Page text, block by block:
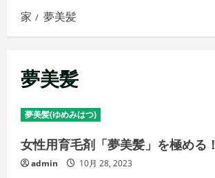
イ
マ
ニ
ー
家 夢美髪
夢美髪
夢美髪(ゆめみはつ)
女性用育毛剤「夢美髪」を極める！
admin 10月 28, 2023